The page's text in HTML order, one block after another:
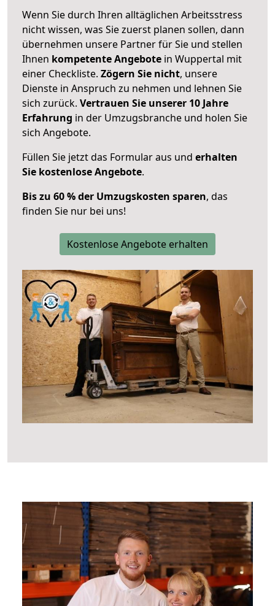
Wenn Sie durch Ihren alltäglichen Arbeitsstress
nicht wissen, was Sie zuerst planen sollen, dann
übernehmen unsere Partner für Sie und stellen
Ihnen kompetente Angebote in Wuppertal mit
einer Checkliste. Zögern Sie nicht, unsere
Dienste in Anspruch zu nehmen und lehnen Sie
sich zurück. Vertrauen Sie unserer 10 Jahre
Erfahrung in der Umzugsbranche und holen Sie
sich Angebote.
Füllen Sie jetzt das Formular aus und erhalten
Sie kostenlose Angebote.
Bis zu 60 % der Umzugskosten sparen, das
finden Sie nur bei uns!
Kostenlose Angebote erhalten